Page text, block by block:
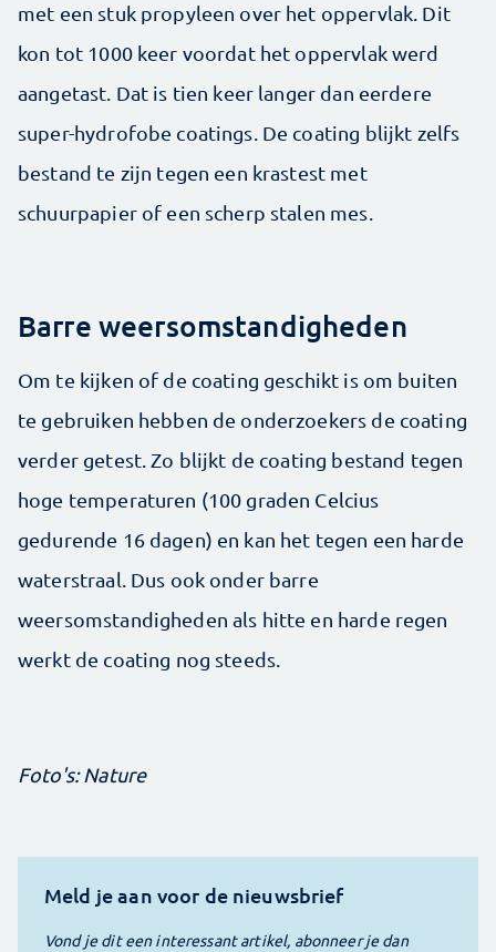
met een stuk propyleen over het oppervlak. Dit
kon tot 1000 keer voordat het oppervlak werd
aangetast. Dat is tien keer langer dan eerdere
super-hydrofobe coatings. De coating blijkt zelfs
bestand te zijn tegen een krastest met
schuurpapier of een scherp stalen mes.
Barre weersomstandigheden
Om te kijken of de coating geschikt is om buiten
te gebruiken hebben de onderzoekers de coating
verder getest. Zo blijkt de coating bestand tegen
hoge temperaturen (100 graden Celcius
gedurende 16 dagen) en kan het tegen een harde
waterstraal. Dus ook onder barre
weersomstandigheden als hitte en harde regen
werkt de coating nog steeds.
Foto's: Nature
Meld je aan voor de nieuwsbrief
Vond je dit een interessant artikel, abonneer je dan